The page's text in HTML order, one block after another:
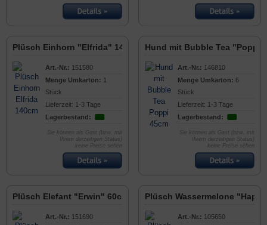
Plüsch Einhorn "Elfrida" 140cm
Art.-Nr.: 151580
Menge Umkarton: 1
Stück
Lieferzeit: 1-3 Tage
Lagerbestand:
Sie können als Gast (bzw. mit
Ihrem derzeitigen Status)
keine Preise sehen
Hund mit Bubble Tea "Poppi"
Art.-Nr.: 146810
Menge Umkarton: 6
Stück
Lieferzeit: 1-3 Tage
Lagerbestand:
Sie können als Gast (bzw. mit
Ihrem derzeitigen Status)
keine Preise sehen
Plüsch Elefant "Erwin" 60cm
Art.-Nr.: 151690
Plüsch Wassermelone
Art.-Nr.: 105650